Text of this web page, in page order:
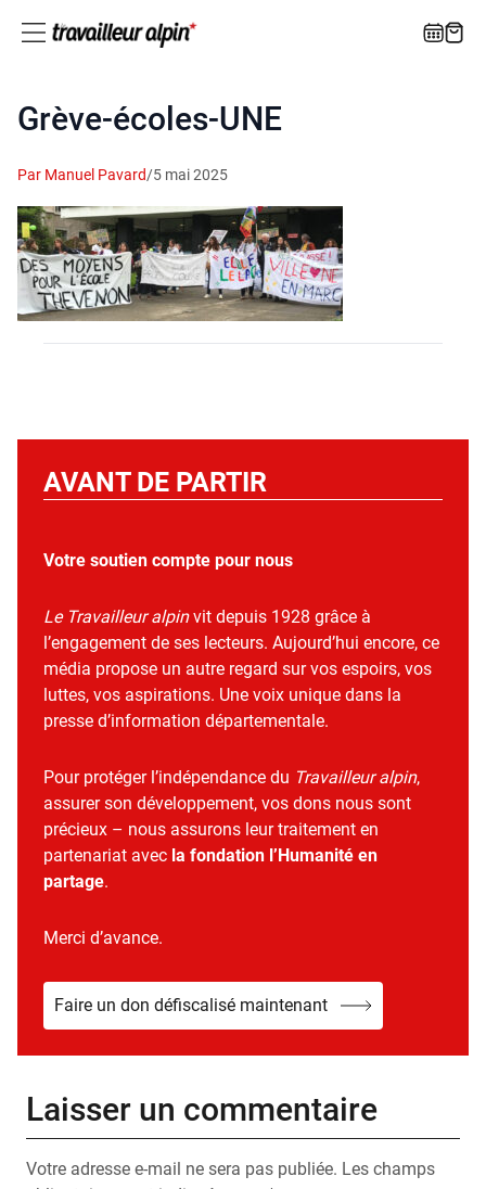
Grève‑écoles-UNE
Par Manuel Pavard/5 mai 2025
AVANT DE PARTIR
Votre soutien compte pour nous
Le Travailleur alpinvit depuis 1928 grâce à
l’engagement de ses lecteurs. Aujourd’hui encore, ce
média propose un autre regard sur vos espoirs, vos
luttes, vos aspirations. Une voix unique dans la
presse d’information départementale.
Pour protéger l’indépendance du Travailleur alpin,
assurer son développement, vos dons nous sont
précieux – nous assurons leur traitement en
partenariat avec la fondation l’Humanité en
partage.
Merci d’avance.
Faire un don défiscalisé maintenant
Laisser un commentaire
Votre adresse e-mail ne sera pas publiée. Les champs